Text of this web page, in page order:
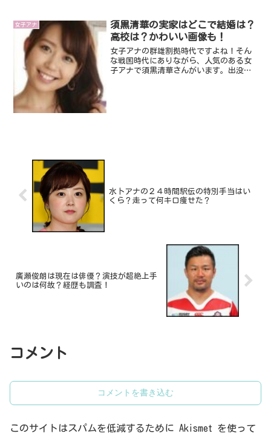
女子アナ
須黒清華の実家はどこで結婚は？
高校は？かわいい画像も！
女子アナの群雄割拠時代ですよね！そん
な戦国時代にありながら、人気のある女
子アナで須黒清華さんがいます。出没！
水卜アナの２４時間駅伝の特別手当はい
くら？走って何キロ痩せた？
廣瀬俊朗は現在は俳優？演技が超絶上手
いのは何故？経歴も調査！
コメント
コメントを書き込む
このサイトはスパムを低減するために Akismet を使って